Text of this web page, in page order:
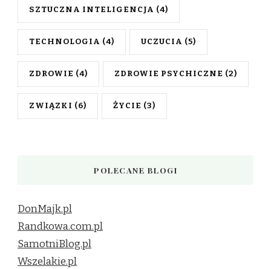
SZTUCZNA INTELIGENCJA (4)
TECHNOLOGIA (4) UCZUCIA (5)
ZDROWIE (4) ZDROWIE PSYCHICZNE (2)
ZWIĄZKI (6) ŻYCIE (3)
POLECANE BLOGI
DonMajk.pl
Randkowa.com.pl
SamotniBlog.pl
Wszelakie.pl